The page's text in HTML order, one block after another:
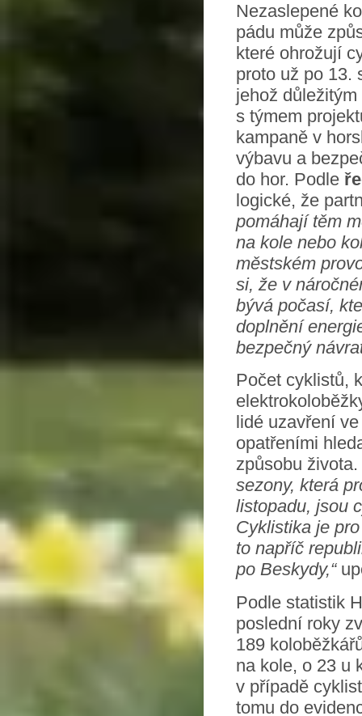
Nezaslepené
pádu může
které ohrožují
proto už po 13.
jehož
s týmem
kampaně v
výbavu a
do hor. Podle
logické, že
pomáhají těm
na kole nebo
městském
si, že v
bývá počasí,
doplnění
bezpečný
Počet cyklistů,
lidé uzavření
opatřeními
způsobu života.
sezony, která
listopadu, jsou
Cyklistika je
to napříč
po Beskydy,“
Podle statistik
poslední roky
189
na kole, o 23 u
v případě
tomu do